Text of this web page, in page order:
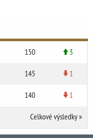
150 3
145 1
140 1
Celkové výsledky»